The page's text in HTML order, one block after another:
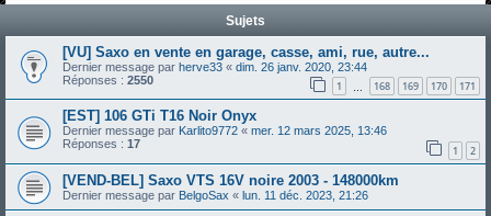
Sujets
[VU] Saxo en vente en garage, casse, ami, rue, autre...
Dernier message par herve33 « dim. 26 janv. 2020, 23:44
Réponses : 2550 1 168 169 170 171
[EST] 106 GTi T16 Noir Onyx
Dernier message par Karlito9772 « mer. 12 mars 2025, 13:46
Réponses : 17 1 2
[VEND-BEL] Saxo VTS 16V noire 2003 - 148000km
Dernier message par BelgoSax « lun. 11 déc. 2023, 21:26